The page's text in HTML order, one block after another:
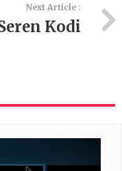
Next Article :
Kodi